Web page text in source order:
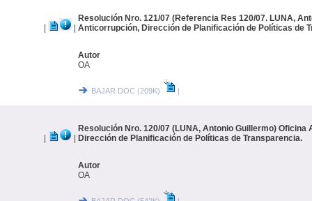
Resolución Nro. 121/07 (Referencia Res 120/07. LUNA,
Anticorrupción, Dirección de Planificación de Políticas de
Autor
OA
BAJAR DOC (209K) |
Resolución Nro. 120/07 (LUNA, Antonio Guillermo) Oficina
Dirección de Planificación de Políticas de Transparencia.
Autor
OA